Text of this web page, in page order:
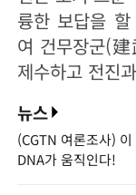
륭한 보답을
여 건무장군(
제수하고 전진
뉴스
(CGTN 여론조사)
DNA가 움직인다!